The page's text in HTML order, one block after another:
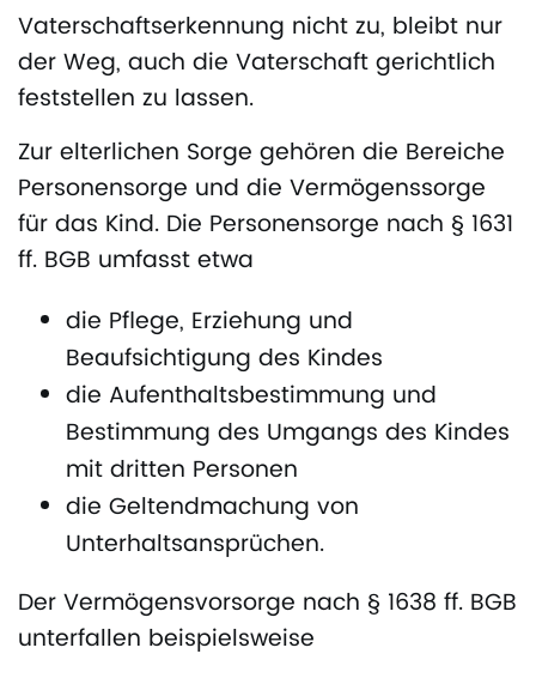
Vaterschaftserkennung nicht zu, bleibt nur
der Weg, auch die Vaterschaft gerichtlich
feststellen zu lassen.
Zur elterlichen Sorge gehören die Bereiche
Personensorge und die Vermögenssorge
für das Kind. Die Personensorge nach § 1631
ff. BGB umfasst etwa
die Pflege, Erziehung und
Beaufsichtigung des Kindes
die Aufenthaltsbestimmung und
Bestimmung des Umgangs des Kindes
mit dritten Personen
die Geltendmachung von
Unterhaltsansprüchen.
Der Vermögensvorsorge nach § 1638 ff. BGB
unterfallen beispielsweise